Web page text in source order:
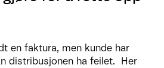
en faktura, men kunde har
distribusjonen ha feilet. Her